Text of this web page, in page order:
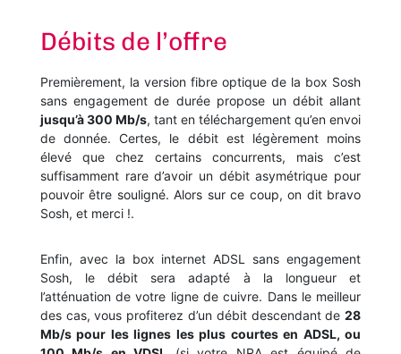
Débits de l’offre
Premièrement, la version fibre optique de la box Sosh
sans engagement de durée propose un débit allant
jusqu’à 300 Mb/s, tant en téléchargement qu’en envoi
de donnée. Certes, le débit est légèrement moins
élevé que chez certains concurrents, mais c’est
suffisamment rare d’avoir un débit asymétrique pour
pouvoir être souligné. Alors sur ce coup, on dit bravo
Sosh, et merci !.
Enfin, avec la box internet ADSL sans engagement
Sosh, le débit sera adapté à la longueur et
l’atténuation de votre ligne de cuivre. Dans le meilleur
des cas, vous profiterez d’un débit descendant de28
Mb/s pour les lignes les plus courtes en ADSL, ou